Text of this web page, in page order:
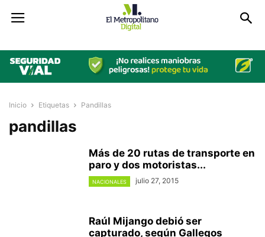
Inicio Etiquetas Pandillas
pandillas
Más de 20 rutas de transporte en
paro y dos motoristas...
NACIONALES julio 27, 2015
Raúl Mijango debió ser
capturado, según Gallegos